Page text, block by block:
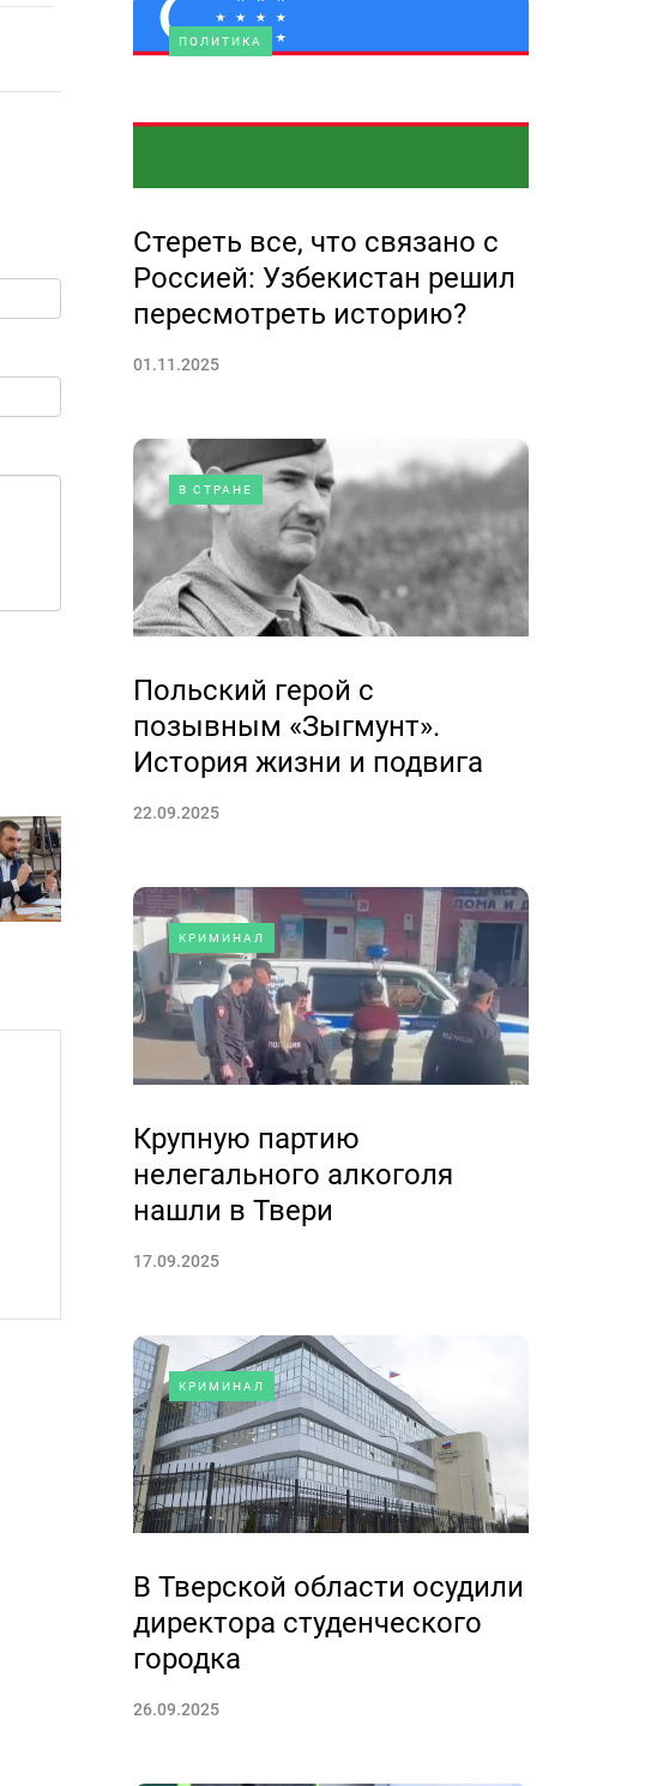
ПОЛИТИКА
Стереть все, что связано с
Россией: Узбекистан решил
пересмотреть историю?
01.11.2025
В СТРАНЕ
Польский герой с
позывным «Зыгмунт».
История жизни и подвига
22.09.2025
КРИМИНАЛ
Крупную партию
нелегального алкоголя
нашли в Твери
17.09.2025
КРИМИНАЛ
В Тверской области осудили
директора студенческого
городка
26.09.2025